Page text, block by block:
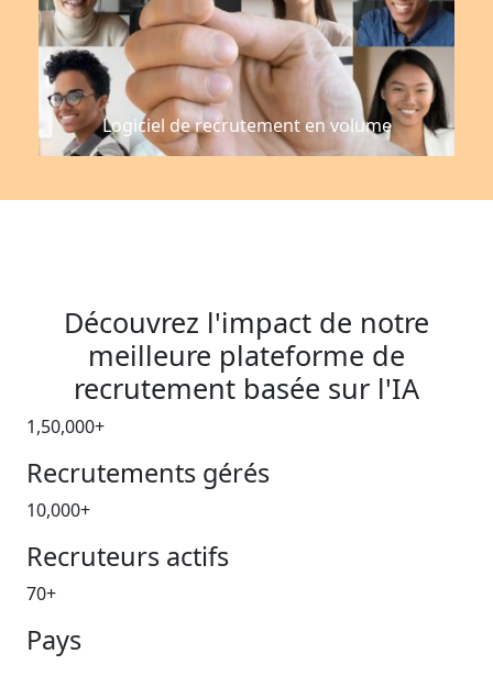
Logiciel de recrutement en volume
Découvrez l'impact de notre
meilleure plateforme de
recrutement basée sur l'IA
1,50,000+
Recrutements gérés
10,000+
Recruteurs actifs
70+
Pays